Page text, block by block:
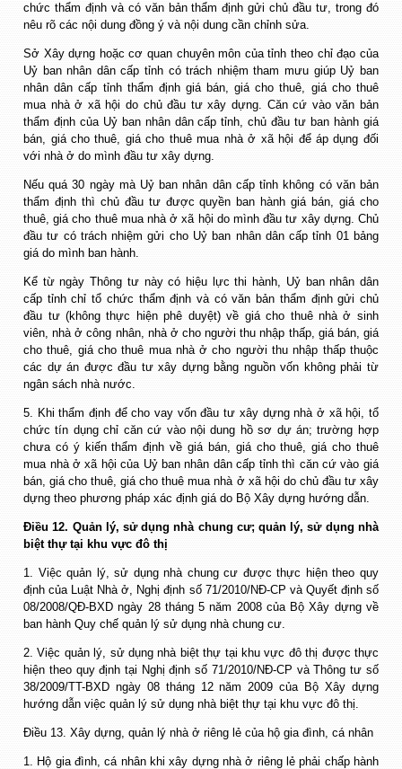
chức thẩm định và có văn bản thẩm định gửi chủ đầu tư, trong đó
nêu rõ các nội dung đồng ý và nội dung cần chỉnh sửa.
Sở Xây dựng hoặc cơ quan chuyên môn của tỉnh theo chỉ đạo của
Uỷ ban nhân dân cấp tỉnh có trách nhiệm tham mưu giúp Uỷ ban
nhân dân cấp tỉnh thẩm định giá bán, giá cho thuê, giá cho thuê
mua nhà ở xã hội do chủ đầu tư xây dựng. Căn cứ vào văn bản
thẩm định của Uỷ ban nhân dân cấp tỉnh, chủ đầu tư ban hành giá
bán, giá cho thuê, giá cho thuê mua nhà ở xã hội để áp dụng đối
với nhà ở do mình đầu tư xây dựng.
Nếu quá 30 ngày mà Uỷ ban nhân dân cấp tỉnh không có văn bản
thẩm định thì chủ đầu tư được quyền ban hành giá bán, giá cho
thuê, giá cho thuê mua nhà ở xã hội do mình đầu tư xây dựng. Chủ
đầu tư có trách nhiệm gửi cho Uỷ ban nhân dân cấp tỉnh 01 bảng
giá do mình ban hành.
Kể từ ngày Thông tư này có hiệu lực thi hành, Uỷ ban nhân dân
cấp tỉnh chỉ tổ chức thẩm định và có văn bản thẩm định gửi chủ
đầu tư (không thực hiện phê duyệt) về giá cho thuê nhà ở sinh
viên, nhà ở công nhân, nhà ở cho người thu nhập thấp, giá bán, giá
cho thuê, giá cho thuê mua nhà ở cho người thu nhập thấp thuộc
các dự án được đầu tư xây dựng bằng nguồn vốn không phải từ
ngân sách nhà nước.
5. Khi thẩm định để cho vay vốn đầu tư xây dựng nhà ở xã hội, tổ
chức tín dụng chỉ căn cứ vào nội dung hồ sơ dự án; trường hợp
chưa có ý kiến thẩm định về giá bán, giá cho thuê, giá cho thuê
mua nhà ở xã hội của Uỷ ban nhân dân cấp tỉnh thì căn cứ vào giá
bán, giá cho thuê, giá cho thuê mua nhà ở xã hội do chủ đầu tư xây
dựng theo phương pháp xác định giá do Bộ Xây dựng hướng dẫn.
Điều 12. Quản lý, sử dụng nhà chung cư; quản lý, sử dụng nhà
biệt thự tại khu vực đô thị
1. Việc quản lý, sử dụng nhà chung cư được thực hiện theo quy
định của Luật Nhà ở, Nghị định số 71/2010/NĐ-CP và Quyết định số
08/2008/QĐ-BXD ngày 28 tháng 5 năm 2008 của Bộ Xây dựng về
ban hành Quy chế quản lý sử dụng nhà chung cư.
2. Việc quản lý, sử dụng nhà biệt thự tại khu vực đô thị được thực
hiện theo quy định tại Nghị định số 71/2010/NĐ-CP và Thông tư số
38/2009/TT-BXD ngày 08 tháng 12 năm 2009 của Bộ Xây dựng
hướng dẫn việc quản lý sử dụng nhà biệt thự tại khu vực đô thị.
Điều 13. Xây dựng, quản lý nhà ở riêng lẻ của hộ gia đình, cá nhân
1. Hộ gia đình, cá nhân khi xây dựng nhà ở riêng lẻ phải chấp hành